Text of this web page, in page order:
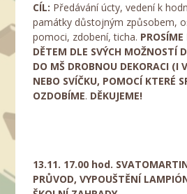
CÍL: Předávání úcty, vedení k
památky důstojným způsobem,
pomoci, zdobení, ticha. PROSÍME
DĚTEM DLE SVÝCH MOŽNOSTÍ
DO MŠ DROBNOU DEKORACI (I
NEBO SVÍČKU, POMOCÍ KTERÉ
OZDOBÍME. DĚKUJEME!
13.11. 17.00 hod.
PRŮVOD, VYPOUŠTĚNÍ